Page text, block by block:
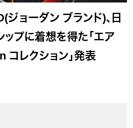
ョーダン ブランド)、日
ップに着想を得た「エア
レクション」発表